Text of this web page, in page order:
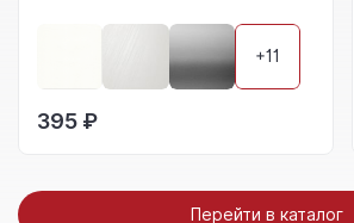
+11
395 ₽
Перейти в каталог